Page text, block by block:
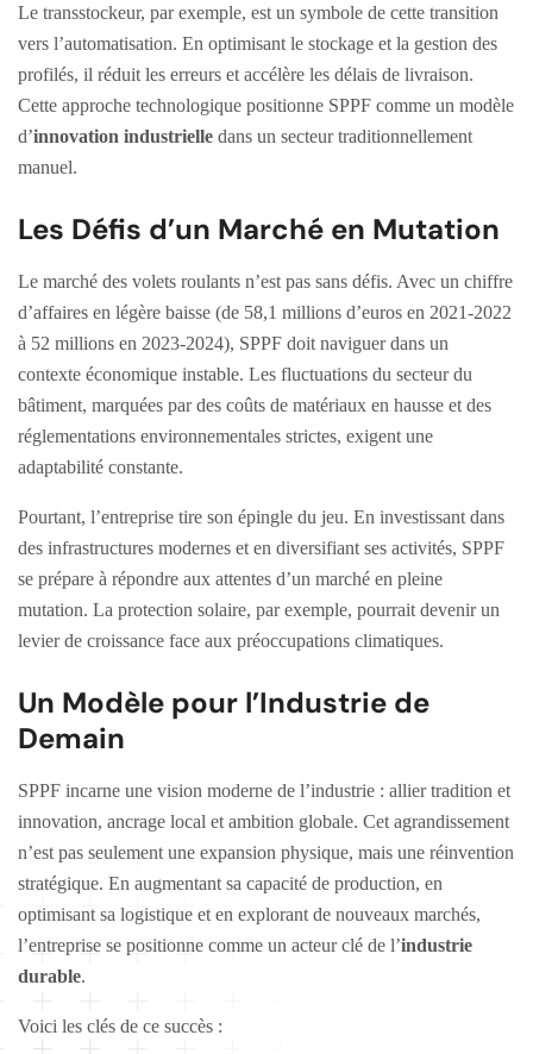
Le transstockeur, par exemple, est un symbole de cette transition
vers l’automatisation. En optimisant le stockage et la gestion des
profilés, il réduit les erreurs et accélère les délais de livraison.
Cette approche technologique positionne SPPF comme un modèle
d’innovation industrielle dans un secteur traditionnellement
manuel.
Les Défis d’un Marché en Mutation
Le marché des volets roulants n’est pas sans défis. Avec un chiffre
d’affaires en légère baisse (de 58,1 millions d’euros en 2021-2022
à 52 millions en 2023-2024), SPPF doit naviguer dans un
contexte économique instable. Les fluctuations du secteur du
bâtiment, marquées par des coûts de matériaux en hausse et des
réglementations environnementales strictes, exigent une
adaptabilité constante.
Pourtant, l’entreprise tire son épingle du jeu. En investissant dans
des infrastructures modernes et en diversifiant ses activités, SPPF
se prépare à répondre aux attentes d’un marché en pleine
mutation. La protection solaire, par exemple, pourrait devenir un
levier de croissance face aux préoccupations climatiques.
Un Modèle pour l’Industrie de
Demain
SPPF incarne une vision moderne de l’industrie : allier tradition et
innovation, ancrage local et ambition globale. Cet agrandissement
n’est pas seulement une expansion physique, mais une réinvention
stratégique. En augmentant sa capacité de production, en
optimisant sa logistique et en explorant de nouveaux marchés,
l’entreprise se positionne comme un acteur clé de l’industrie
durable.
Voici les clés de ce succès :